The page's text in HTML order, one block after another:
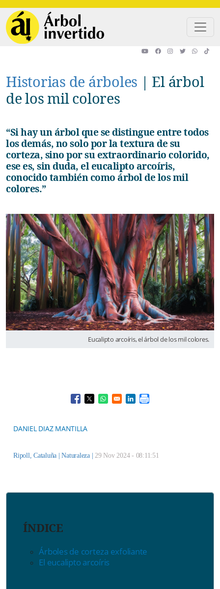
Historias de árboles | El árbol
de los mil colores
“Si hay un árbol que se distingue entre todos
los demás, no solo por la textura de su
corteza, sino por su extraordinario colorido,
ese es, sin duda, el eucalipto arcoíris,
conocido también como árbol de los mil
colores.”
Eucalipto arcoíris, el árbol de los mil colores.
Opens in a new window
Opens in a new window
Opens in a new window
Opens in a new window
DANIEL DIAZ MANTILLA
Ripoll, Cataluña |Naturaleza 29 Nov 2024 - 08:11:51
ÍNDICE
Árboles de corteza exfoliante
El eucalipto arcoíris